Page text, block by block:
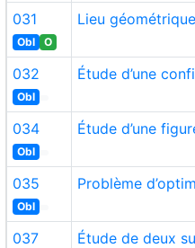
031
Obl O
Lieu
032
Obl
Étude d’une
034
Obl
Étude d’une
035
Obl
Problème
037
Étude de deux